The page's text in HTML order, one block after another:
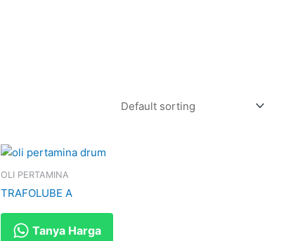
OLI PERTAMINA
TRAFOLUBE A
Tanya Harga